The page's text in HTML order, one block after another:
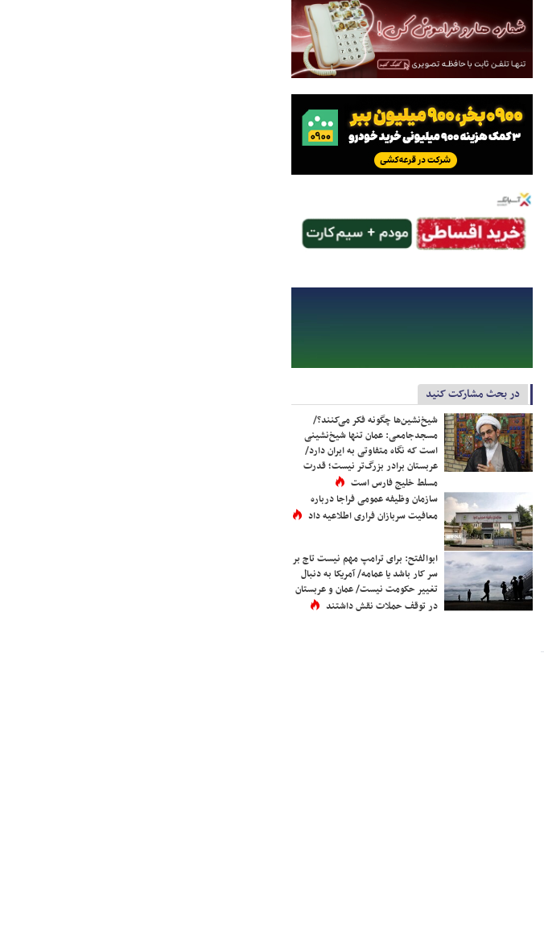
در بحث مشارکت کنید
شیخ‌نشین‌ها چگونه فکر می‌کنند؟/
مسجدجامعی: عمان تنها شیخ‌نشینی
است که نگاه متفاوتی به ایران دارد/
عربستان برادر بزرگ‌تر نیست؛ قدرت
مسلط خلیج فارس است
سازمان وظیفه عمومی فراجا درباره
معافیت سربازان فراری اطلاعیه داد
ابوالفتح: برای ترامپ مهم نیست تاج بر
سر کار باشد یا عمامه/ آمریکا به دنبال
تغییر حکومت نیست/ عمان و عربستان
در توقف حملات نقش داشتند